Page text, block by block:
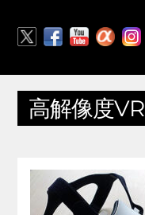
高解像度VR